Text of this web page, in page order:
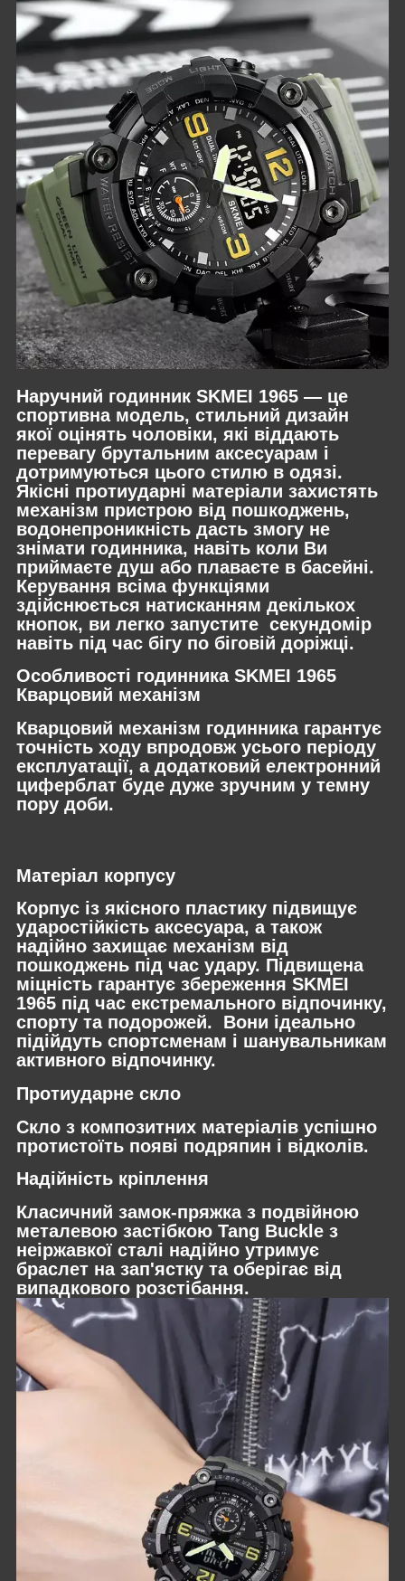
Наручний годинник SKMEI 1965 — це
спортивна модель, стильний дизайн
якої оцінять чоловіки, які віддають
перевагу брутальним аксесуарам і
дотримуються цього стилю в одязі.
Якісні протиударні матеріали захистять
механізм пристрою від пошкоджень,
водонепроникність дасть змогу не
знімати годинника, навіть коли Ви
приймаєте душ або плаваєте в басейні.
Керування всіма функціями
здійснюється натисканням декількох
кнопок, ви легко запустите секундомір
навіть під час бігу по біговій доріжці.
Особливості годинника SKMEI 1965
Кварцовий механізм
Кварцовий механізм годинника гарантує
точність ходу впродовж усього періоду
експлуатації, а додатковий електронний
циферблат буде дуже зручним у темну
пору доби.
Матеріал корпусу
Корпус із якісного пластику підвищує
ударостійкість аксесуара, а також
надійно захищає механізм від
пошкоджень під час удару. Підвищена
міцність гарантує збереження SKMEI
1965 під час екстремального відпочинку,
спорту та подорожей. Вони ідеально
підійдуть спортсменам і шанувальникам
активного відпочинку.
Протиударне скло
Скло з композитних матеріалів успішно
протистоїть появі подряпин і відколів.
Надійність кріплення
Класичний замок-пряжка з подвійною
металевою застібкою Tang Buckle з
неіржавкої сталі надійно утримує
браслет на зап'ястку та оберігає від
випадкового розстібання.